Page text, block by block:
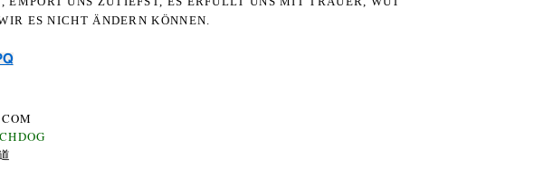
ES NICHT ÄNDERN KÖNNEN.